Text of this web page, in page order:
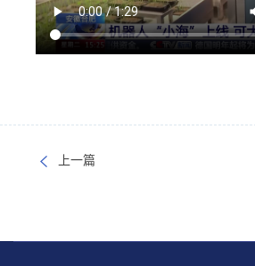
上一篇